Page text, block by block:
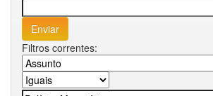
Filtros correntes: